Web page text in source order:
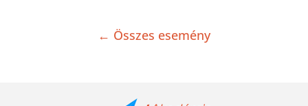
← Összes esemény